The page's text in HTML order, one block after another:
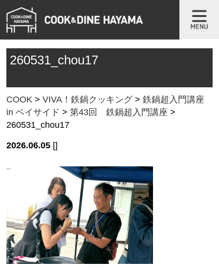
260531_chou17
COOK >VIVA！鉄鍋クッキング>鉄鍋超入門講座
in ベイサイド >第43回 鉄鍋超入門講座 >
260531_chou17
2026.06.05 []